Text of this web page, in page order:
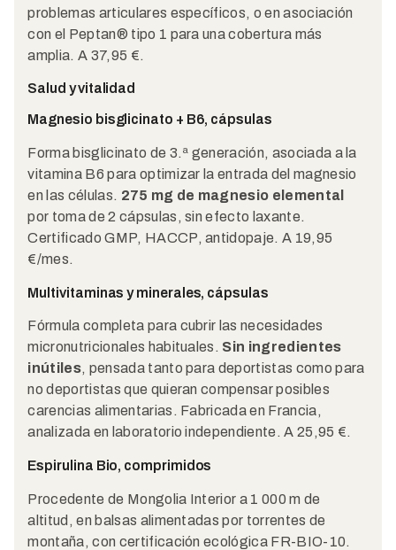
problemas articulares específicos, o en asociación
con el Peptan® tipo 1 para una cobertura más
amplia. A 37,95 €.
Salud y vitalidad
Magnesio bisglicinato + B6, cápsulas
Forma bisglicinato de 3.ª generación, asociada a la
vitamina B6 para optimizar la entrada del magnesio
en las células. 275 mg de magnesio elemental
por toma de 2 cápsulas, sin efecto laxante.
Certificado GMP, HACCP, antidopaje. A 19,95
€/mes.
Multivitaminas y minerales, cápsulas
Fórmula completa para cubrir las necesidades
micronutricionales habituales. Sin ingredientes
inútiles, pensada tanto para deportistas como para
no deportistas que quieran compensar posibles
carencias alimentarias. Fabricada en Francia,
analizada en laboratorio independiente. A 25,95 €.
Espirulina Bio, comprimidos
Procedente de Mongolia Interior a 1 000 m de
altitud, en balsas alimentadas por torrentes de
montaña, con certificación ecológica FR-BIO-10.